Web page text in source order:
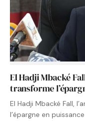
El Hadji Mbacké
transforme
El Hadji Mbacké Fall,
l’épargne en